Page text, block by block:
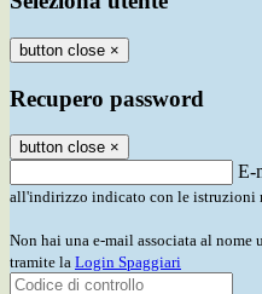
button close ×
Recupero password
button close ×
E-
all'indirizzo indicato con le istruzioni
Non hai una e-mail associata al nome
tramite la Login Spaggiari